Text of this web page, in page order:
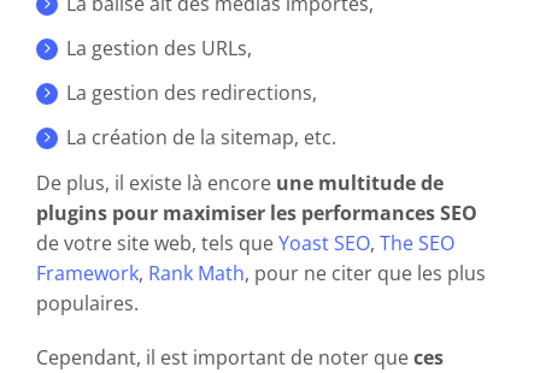
La gestion des URLs,
La gestion des redirections,
La création de la sitemap, etc.
De plus, il existe là encore une multitude de
plugins pour maximiser les performances SEO
de votre site web, tels queYoast SEO, The SEO
Framework, Rank Math, pour ne citer que les plus
populaires.
Cependant, il est important de noter queces